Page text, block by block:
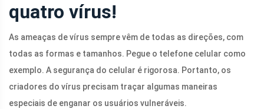
quatro vírus!
As ameaças de vírus sempre vêm de todas as direções, com
todas as formas e tamanhos. Pegue o telefone celular como
exemplo. A segurança do celular é rigorosa. Portanto, os
criadores do vírus precisam traçar algumas maneiras
especiais de enganar os usuários vulneráveis.